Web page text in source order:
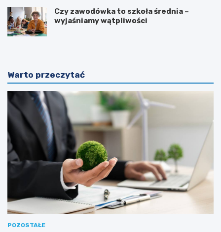
Czy zawodówka to szkoła średnia –
wyjaśniamy wątpliwości
Warto przeczytać
POZOSTAŁE